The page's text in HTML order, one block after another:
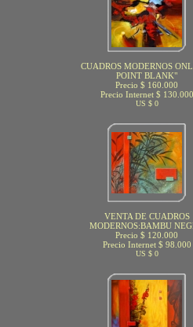
CUADROS MODERNOS
POINT BLANK"
Precio $ 160.000
Precio Internet $ 130.000
US $ 0
VENTA DE CUADROS
MODERNOS:BAMBU
Precio $ 120.000
Precio Internet $ 98.000
US $ 0